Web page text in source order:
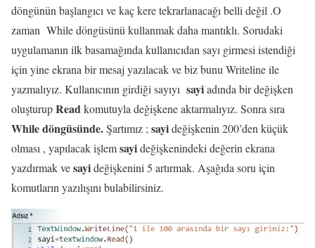
döngünün başlangıcı ve kaç kere tekrarlanacağı belli değil .O
zaman While döngüsünü kullanmak daha mantıklı. Sorudaki
uygulamanın ilk basamağında kullanıcıdan sayı girmesi istendiği
için yine ekrana bir mesaj yazılacak ve biz bunu Writeline ile
yazmalıyız. Kullanıcının girdiği sayıyı sayiadında bir değişken
oluşturupReadkomutuyla değişkene aktarmalıyız. Sonra sıra
While döngüsünde.Şartımız ; sayideğişkenin 200’den küçük
olması , yapılacak işlemsayideğişkenindeki değerin ekrana
yazdırmak vesayideğişkenini 5 artırmak. Aşağıda soru için
komutların yazılışını bulabilirsiniz.